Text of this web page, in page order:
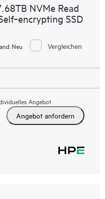
NVMe Read
SSD
Neu Vergleichen
Angebot
Angebot anfordern